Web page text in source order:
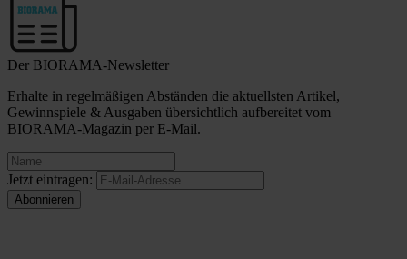
Der BIORAMA-Newsletter
Erhalte in regelmäßigen Abständen die aktuellsten Artikel,
Gewinnspiele & Ausgaben übersichtlich aufbereitet vom
BIORAMA-Magazin per E-Mail.
Jetzt eintragen: